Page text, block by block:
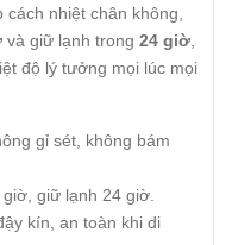
nhiệt chân không,
và giữ lạnh trong 24 giờ
độ lý tưởng mọi lúc mọi
gỉ sét, không bám
giữ lạnh 24 giờ.
kín, an toàn khi di